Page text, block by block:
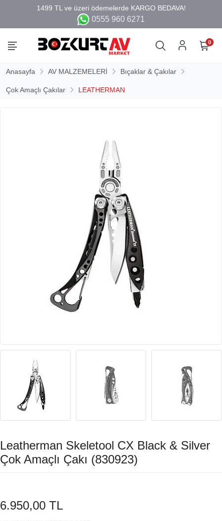
0555 960 6271
0
Anasayfa AV MALZEMELERİ Bıçaklar & Çakılar
Çok Amaçlı Çakılar LEATHERMAN
Leatherman Skeletool CX Black & Silver
Çok Amaçlı Çakı (830923)
6.950,00 TL